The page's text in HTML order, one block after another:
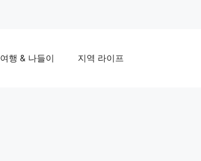
여행 & 나들이 지역 라이프